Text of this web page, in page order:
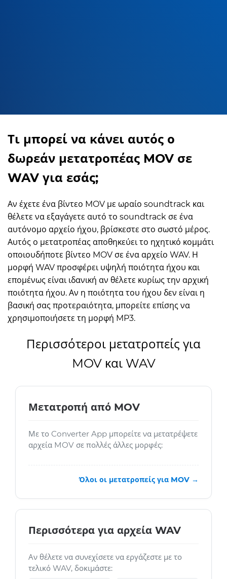
Τι μπορεί να κάνει αυτός ο
δωρεάν μετατροπέας MOV σε
WAV για εσάς;
Αν έχετε ένα βίντεο MOV με ωραίο soundtrack και
θέλετε να εξαγάγετε αυτό το soundtrack σε ένα
αυτόνομο αρχείο ήχου, βρίσκεστε στο σωστό μέρος.
Αυτός ο μετατροπέας αποθηκεύει το ηχητικό κομμάτι
οποιουδήποτε βίντεο MOV σε ένα αρχείο WAV. Η
μορφή WAV προσφέρει υψηλή ποιότητα ήχου και
επομένως είναι ιδανική αν θέλετε κυρίως την αρχική
ποιότητα ήχου. Αν η ποιότητα του ήχου δεν είναι η
βασική σας προτεραιότητα, μπορείτε επίσης να
χρησιμοποιήσετε τη μορφή MP3.
Περισσότεροι μετατροπείς για
MOV και WAV
Μετατροπή από MOV
Με το Converter App μπορείτε να μετατρέψετε
αρχεία MOV σε πολλές άλλες μορφές:
Όλοι οι μετατροπείς για MOV →
Περισσότερα για αρχεία WAV
Αν θέλετε να συνεχίσετε να εργάζεστε με το
τελικό WAV, δοκιμάστε: